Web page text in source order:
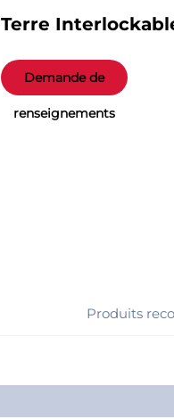
Terre
Demande de
renseignements
Produits